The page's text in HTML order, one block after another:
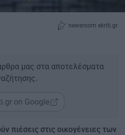
newsroom ekriti.gr
μας στα αποτελέσματα
on Google
πιέσεις στις οικογένειες των